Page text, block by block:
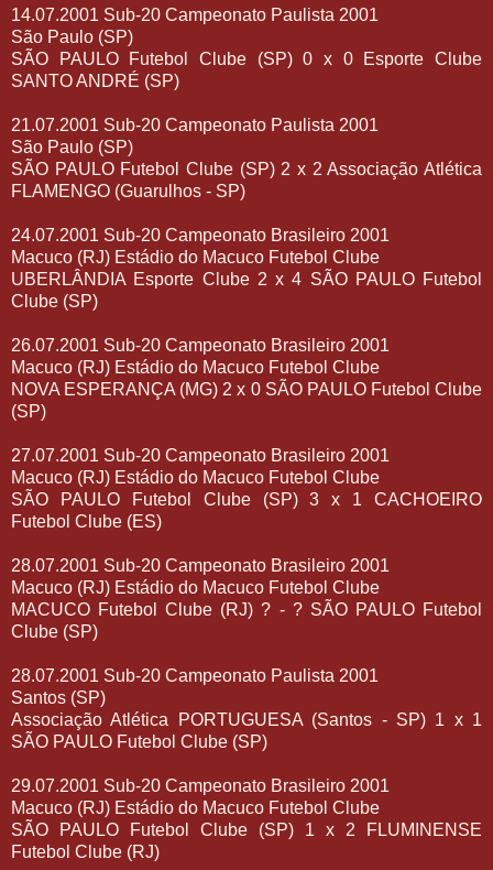
14.07.2001 Sub-20 Campeonato Paulista 2001
São Paulo (SP)
SÃO PAULO Futebol Clube (SP) 0 x 0 Esporte Clube
SANTO ANDRÉ (SP)
21.07.2001 Sub-20 Campeonato Paulista 2001
São Paulo (SP)
SÃO PAULO Futebol Clube (SP) 2 x 2 Associação Atlética
FLAMENGO (Guarulhos - SP)
24.07.2001 Sub-20 Campeonato Brasileiro 2001
Macuco (RJ) Estádio do Macuco Futebol Clube
UBERLÂNDIA Esporte Clube 2 x 4 SÃO PAULO Futebol
Clube (SP)
26.07.2001 Sub-20 Campeonato Brasileiro 2001
Macuco (RJ) Estádio do Macuco Futebol Clube
NOVA ESPERANÇA (MG) 2 x 0 SÃO PAULO Futebol Clube
(SP)
27.07.2001 Sub-20 Campeonato Brasileiro 2001
Macuco (RJ) Estádio do Macuco Futebol Clube
SÃO PAULO Futebol Clube (SP) 3 x 1 CACHOEIRO
Futebol Clube (ES)
28.07.2001 Sub-20 Campeonato Brasileiro 2001
Macuco (RJ) Estádio do Macuco Futebol Clube
MACUCO Futebol Clube (RJ) ? - ? SÃO PAULO Futebol
Clube (SP)
28.07.2001 Sub-20 Campeonato Paulista 2001
Santos (SP)
Associação Atlética PORTUGUESA (Santos - SP) 1 x 1
SÃO PAULO Futebol Clube (SP)
29.07.2001 Sub-20 Campeonato Brasileiro 2001
Macuco (RJ) Estádio do Macuco Futebol Clube
SÃO PAULO Futebol Clube (SP) 1 x 2 FLUMINENSE
Futebol Clube (RJ)